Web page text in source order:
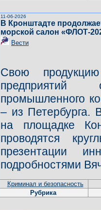
11-06-2026
В Кронштадте
морской салон «ФЛОТ-
Вести
Свою
предприятий
промышленного
– из Петербурга.
на площадке
проводятся
презентации
подробностями
Криминал и безопасность
Рубрика